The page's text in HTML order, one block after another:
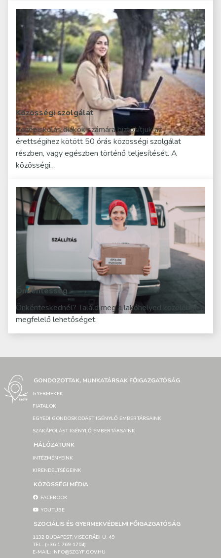
Közösségi szolgálat
Középiskolás diákok számára biztosítjuk az
érettségihez kötött 50 órás közösségi szolgálat
részben, vagy egészben történő teljesítését. A
közösségi…
Önkéntesség
Önkénteskednél? Találd meg a lakóhelyed közelében a
megfelelő lehetőséget.
GONDOZOTTAK, MUNKATÁRSAK FŐIGAZGATÓSÁG
GYERMEKEK
FIATALOK
EGYEDI GONDOSKODÁST IGÉNYLŐ EMBERTÁRSAINK
SZAKÁPOLÁST IGÉNYLŐ EMBERTÁRSAINK
HÁLÓZATUNK
INTÉZMÉNYEINK
KIRENDELTSÉGEINK
KÖZÖSSÉGI MÉDIA
FACEBOOK
YOUTUBE
SZOCIÁLIS ÉS GYERMEKVÉDELMI FŐIGAZGATÓSÁG
1132 BUDAPEST, VISEGRÁDI U. 49
TEL.: (+36 1 769-1704)
E-MAIL: INFO@SZGYF.GOV.HU